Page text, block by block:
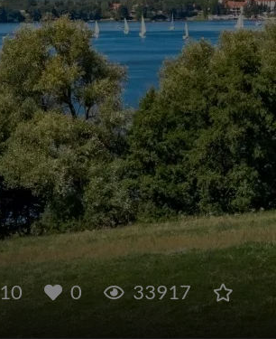
10 0 33917